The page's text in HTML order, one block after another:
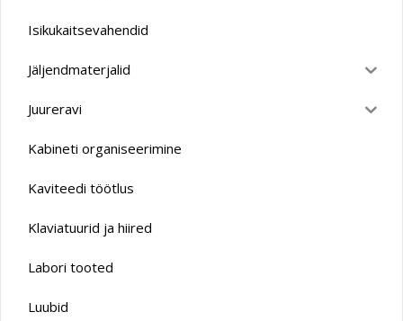
Isikukaitsevahendid
Jäljendmaterjalid
Juureravi
Kabineti organiseerimine
Kaviteedi töötlus
Klaviatuurid ja hiired
Labori tooted
Luubid